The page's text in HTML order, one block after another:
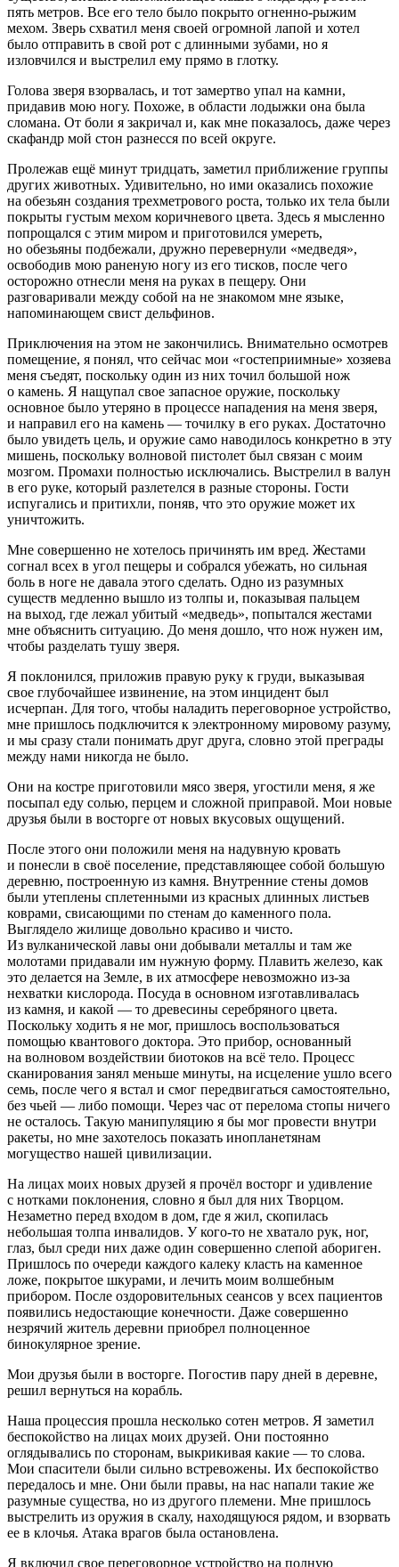
пять метров. Все его тело было покрыто огненно-рыжим
мехом. Зверь схватил меня своей огромной лапой и хотел
было отправить в свой рот с длинными зубами, но я
изловчился и выстрелил ему прямо в глотку.
Голова зверя взорвалась, и тот замертво упал на камни,
придавив мою ногу. Похоже, в области лодыжки она была
сломана. От боли я закричал и, как мне показалось, даже через
скафандр мой стон разнесся по всей округе.
Пролежав ещё минут тридцать, заметил приближение группы
других животных. Удивительно, но ими оказались похожие
на обезьян создания трехметрового роста, только их тела были
покрыты густым мехом коричневого цвета. Здесь я мысленно
попрощался с этим миром и приготовился умереть,
но обезьяны подбежали, дружно перевернули «медведя»,
освободив мою раненую ногу из его тисков, после чего
осторожно отнесли меня на руках в пещеру. Они
разговаривали между собой на не знакомом мне языке,
напоминающем свист дельфинов.
Приключения на этом не закончились. Внимательно осмотрев
помещение, я понял, что сейчас мои «гостеприимные» хозяева
меня съедят, поскольку один из них точил большой нож
о камень. Я нащупал свое запасное оружие, поскольку
основное было утеряно в процессе нападения на меня зверя,
и направил его на камень — точилку в его руках. Достаточно
было увидеть цель, и оружие само наводилось конкретно в эту
мишень, поскольку волновой пистолет был связан с моим
мозгом. Промахи полностью исключались. Выстрелил в валун
в его руке, который разлетелся в разные стороны. Гости
испугались и притихли, поняв, что это оружие может их
уничтожить.
Мне совершенно не хотелось причинять им вред. Жестами
согнал всех в угол пещеры и собрался убежать, но сильная
боль в ноге не давала этого сделать. Одно из разумных
существ медленно вышло из толпы и, показывая пальцем
на выход, где лежал убитый «медведь», попытался жестами
мне объяснить ситуацию. До меня дошло, что нож нужен им,
чтобы разделать тушу зверя.
Я поклонился, приложив правую руку к груди, выказывая
свое глубочайшее извинение, на этом инцидент был
исчерпан. Для того, чтобы наладить переговорное устройство,
мне пришлось подключится к электронному мировому разуму,
и мы сразу стали понимать друг друга, словно этой преграды
между нами никогда не было.
Они на костре приготовили мясо зверя, угостили меня, я же
посыпал еду солью, перцем и сложной приправой. Мои новые
друзья были в восторге от новых вкусовых ощущений.
После этого они положили меня на надувную кровать
и понесли в своё поселение, представляющее собой большую
деревню, построенную из камня. Внутренние стены домов
были утеплены сплетенными из красных длинных листьев
коврами, свисающими по стенам до каменного пола.
Выглядело жилище довольно красиво и чисто.
Из вулканической лавы они добывали металлы и там же
молотами придавали им нужную форму. Плавить железо, как
это делается на Земле, в их атмосфере невозможно из-за
нехватки кислорода. Посуда в основном изготавливалась
из камня, и какой — то древесины серебряного цвета.
Поскольку ходить я не мог, пришлось воспользоваться
помощью квантового доктора. Это прибор, основанный
на волновом воздействии биотоков на всё тело. Процесс
сканирования занял меньше минуты, на исцеление ушло всего
семь, после чего я встал и смог передвигаться самостоятельно,
без чьей — либо помощи. Через час от перелома стопы ничего
не осталось. Такую манипуляцию я бы мог провести внутри
ракеты, но мне захотелось показать инопланетянам
могущество нашей цивилизации.
На лицах моих новых друзей я прочёл восторг и удивление
с нотками поклонения, словно я был для них Творцом.
Незаметно перед входом в дом, где я жил, скопилась
небольшая толпа инвалидов. У кого-то не хватало рук, ног,
глаз, был среди них даже один совершенно слепой абориген.
Пришлось по очереди каждого калеку класть на каменное
ложе, покрытое шкурами, и лечить моим волшебным
прибором. После оздоровительных сеансов у всех пациентов
появились недостающие конечности. Даже совершенно
незрячий житель деревни приобрел полноценное
бинокулярное зрение.
Мои друзья были в восторге. Погостив пару дней в деревне,
решил вернуться на корабль.
Наша процессия прошла несколько сотен метров. Я заметил
беспокойство на лицах моих друзей. Они постоянно
оглядывались по сторонам, выкрикивая какие — то слова.
Мои спасители были сильно встревожены. Их беспокойство
передалось и мне. Они были правы, на нас напали такие же
разумные существа, но из другого племени. Мне пришлось
выстрелить из оружия в скалу, находящуюся рядом, и взорвать
ее в клочья. Атака врагов была остановлена.
Я включил свое переговорное устройство на полную